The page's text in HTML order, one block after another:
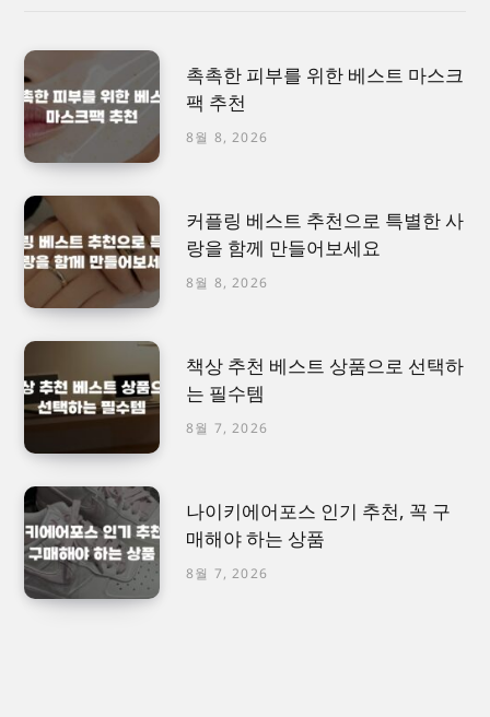
촉촉한 피부를 위한 베스트 마스크
팩 추천
8월 8, 2026
커플링 베스트 추천으로 특별한 사
랑을 함께 만들어보세요
8월 8, 2026
책상 추천 베스트 상품으로 선택하
는 필수템
8월 7, 2026
나이키에어포스 인기 추천, 꼭 구
매해야 하는 상품
8월 7, 2026